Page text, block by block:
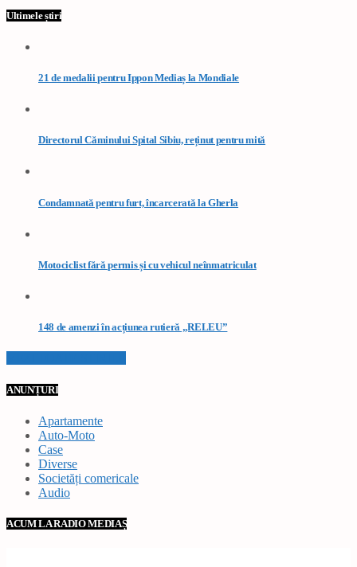
Ultimele știri
21 de medalii pentru Ippon Mediaș la Mondiale
Directorul Căminului Spital Sibiu, reținut pentru mită
Condamnată pentru furt, încarcerată la Gherla
Motociclist fără permis și cu vehicul neînmatriculat
148 de amenzi în acțiunea rutieră „RELEU”
ANUNȚURI
Apartamente
Auto-Moto
Case
Diverse
Societăți comericale
Audio
ACUM LA RADIO MEDIAȘ